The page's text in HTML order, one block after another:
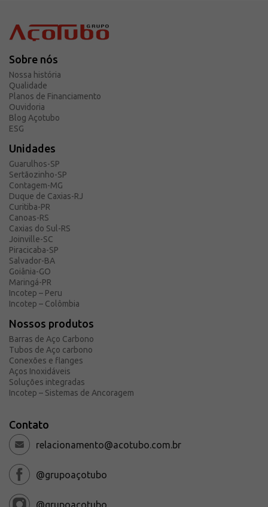
Sobre nós
Nossa história
Qualidade
Planos de Financiamento
Ouvidoria
Blog Açotubo
ESG
Unidades
Guarulhos-SP
Sertãozinho-SP
Contagem-MG
Duque de Caxias-RJ
Curitiba-PR
Canoas-RS
Caxias do Sul-RS
Joinville-SC
Piracicaba-SP
Salvador-BA
Goiânia-GO
Maringá-PR
Incotep – Peru
Incotep – Colômbia
Nossos produtos
Barras de Aço Carbono
Tubos de Aço carbono
Conexões e flanges
Aços Inoxidáveis
Soluções integradas
Incotep – Sistemas de Ancoragem
Contato
relacionamento@acotubo.com.br
@grupoaçotubo
@grupoaçotubo